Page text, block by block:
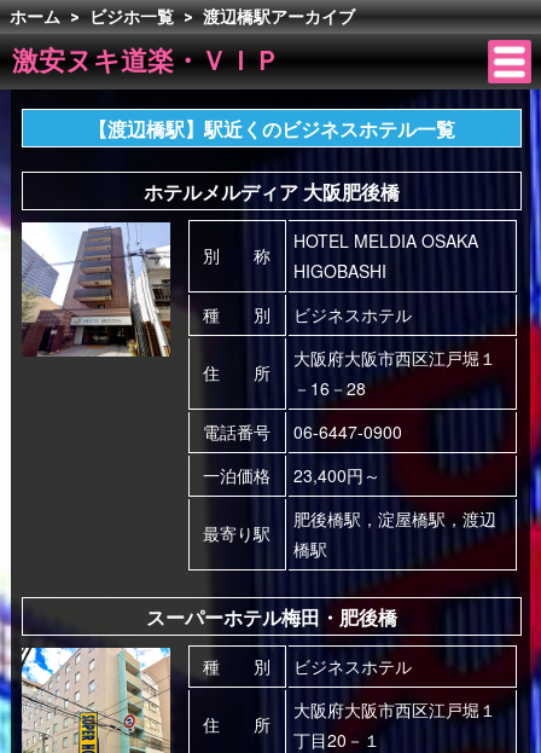
ホーム > ビジホ一覧 > 渡辺橋駅アーカイブ
激安ヌキ道楽・ＶＩＰ
【渡辺橋駅】駅近くのビジネスホテル一覧
ホテルメルディア 大阪肥後橋
別 称
HOTEL MELDIA OSAKA
HIGOBASHI
種 別
ビジネスホテル
住 所
大阪府大阪市西区江戸堀１
－16－28
電話番号
06-6447-0900
一泊価格
23,400円～
最寄り駅
肥後橋駅，淀屋橋駅，渡辺
橋駅
スーパーホテル梅田・肥後橋
種 別 ビジネスホテル
住 所
大阪府大阪市西区江戸堀１
丁目20－１